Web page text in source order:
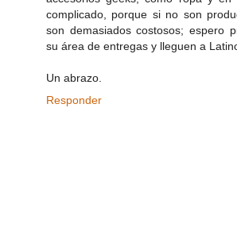
complicado, porque si no son
son demasiados costosos; espero
su área de entregas y lleguen a
Un abrazo.
Responder